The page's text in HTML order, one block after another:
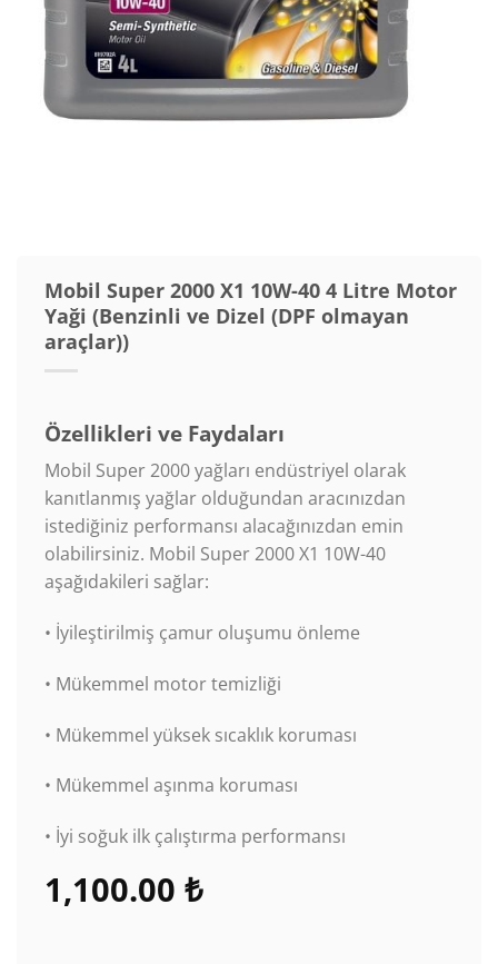
Mobil Super 2000 X1 10W-40 4 Litre Motor
Yaği (Benzinli ve Dizel (DPF olmayan
araçlar))
Özellikleri ve Faydaları
Mobil Super 2000 yağları endüstriyel olarak
kanıtlanmış yağlar olduğundan aracınızdan
istediğiniz performansı alacağınızdan emin
olabilirsiniz. Mobil Super 2000 X1 10W-40
aşağıdakileri sağlar:
• İyileştirilmiş çamur oluşumu önleme
• Mükemmel motor temizliği
• Mükemmel yüksek sıcaklık koruması
• Mükemmel aşınma koruması
• İyi soğuk ilk çalıştırma performansı
1,100.00 ₺